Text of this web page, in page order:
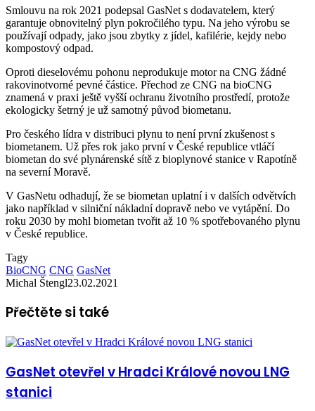
Smlouvu na rok 2021 podepsal GasNet s dodavatelem, který
garantuje obnovitelný plyn pokročilého typu. Na jeho výrobu se
používají odpady, jako jsou zbytky z jídel, kafilérie, kejdy nebo
kompostový odpad.
Oproti dieselovému pohonu neprodukuje motor na CNG žádné
rakovinotvorné pevné částice. Přechod ze CNG na bioCNG
znamená v praxi ještě vyšší ochranu životního prostředí, protože
ekologicky šetrný je už samotný původ biometanu.
Pro českého lídra v distribuci plynu to není první zkušenost s
biometanem. Už přes rok jako první v České republice vtláčí
biometan do své plynárenské sítě z bioplynové stanice v Rapotíně
na severní Moravě.
V GasNetu odhadují, že se biometan uplatní i v dalších odvětvích
jako například v silniční nákladní dopravě nebo ve vytápění. Do
roku 2030 by mohl biometan tvořit až 10 % spotřebovaného plynu
v České republice.
Tagy
BioCNG CNG GasNet
Michal Štengl23.02.2021
Přečtěte si také
GasNet otevřel v Hradci Králové novou LNG
stanici